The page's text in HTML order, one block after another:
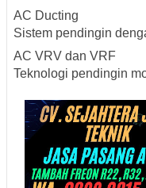
AC Ducting
Sistem pendingin
AC VRV dan VRF
Teknologi pendingin